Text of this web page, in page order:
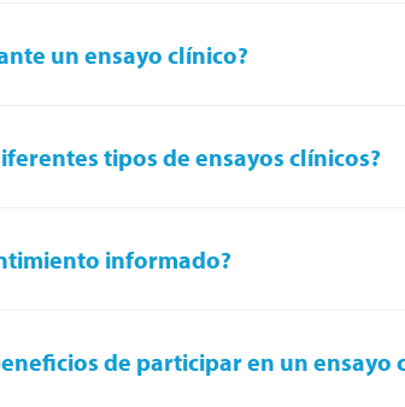
un ensayo clínico?
tipos de ensayos clínicos?
informado?
de participar en un ensayo